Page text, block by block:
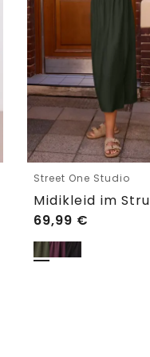
Street One Studio
69,99 €